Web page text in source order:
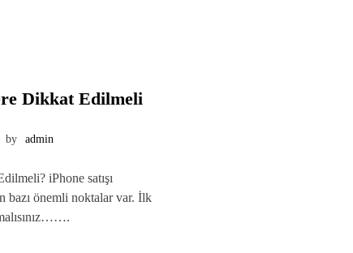
Dikkat Edilmeli
by admin
iPhone satışı
bazı önemli noktalar var. İlk